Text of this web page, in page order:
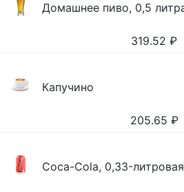
Домашнее пиво, 0,5
319.52 ₽
Капучино
205.65 ₽
Coca-Cola, 0,33-